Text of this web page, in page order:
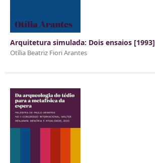
Arquitetura simulada: Dois ensaios [1993]
Otília Beatriz Fiori Arantes